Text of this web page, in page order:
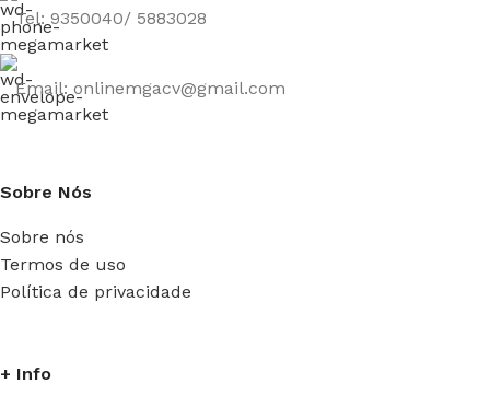
Tel: 9350040/ 5883028
Email: onlinemgacv@gmail.com
Sobre Nós
Sobre nós
Termos de uso
Política de privacidade
+ Info